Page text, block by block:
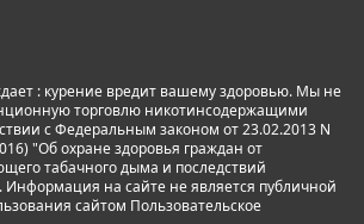
: курение вредит вашему здоровью. Мы не
торговлю никотинсодержащими
с Федеральным законом от 23.02.2013 N
"Об охране здоровья граждан от
табачного дыма и последствий
Информация на сайте не является публичной
сайтом Пользовательское